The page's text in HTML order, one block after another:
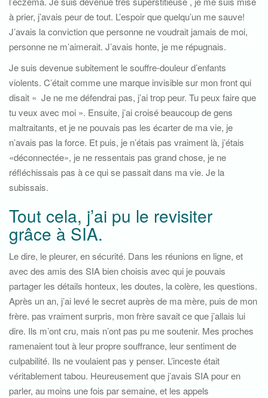
à prier, j’avais peur de tout. L’espoir que quelqu’un me sauve!
J’avais la conviction que personne ne voudrait jamais de moi,
personne ne m’aimerait. J’avais honte, je me répugnais.
Je suis devenue subitement le souffre-douleur d’enfants
violents. C’était comme une marque invisible sur mon front qui
disait « Je ne me défendrai pas, j’ai trop peur. Tu peux faire que
tu veux avec moi ». Ensuite, j’ai croisé beaucoup de gens
maltraitants, et je ne pouvais pas les écarter de ma vie, je
n’avais pas la force. Et puis, je n’étais pas vraiment là, j’étais
«déconnectée», je ne ressentais pas grand chose, je ne
réfléchissais pas à ce qui se passait dans ma vie. Je la
subissais.
Tout cela, j’ai pu le revisiter
grâce à SIA.
Le dire, le pleurer, en sécurité. Dans les réunions en ligne, et
avec des amis des SIA bien choisis avec qui je pouvais
partager les détails honteux, les doutes, la colère, les questions.
Après un an, j’ai levé le secret auprès de ma mère, puis de mon
frère. pas vraiment surpris, mon frère savait ce que j’allais lui
dire. Ils m’ont cru, mais n’ont pas pu me soutenir. Mes proches
ramenaient tout à leur propre souffrance, leur sentiment de
culpabilité. Ils ne voulaient pas y penser. L’inceste était
véritablement tabou. Heureusement que j’avais SIA pour en
parler, au moins une fois par semaine, et les appels